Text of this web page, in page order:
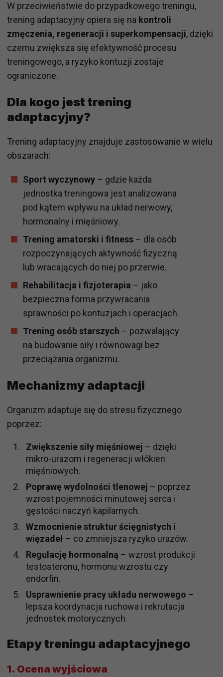
W przeciwieństwie do przypadkowego treningu,
trening adaptacyjny opiera się na kontroli
zmęczenia, regeneracji i superkompensacji, dzięki
czemu zwiększa się efektywność procesu
treningowego, a ryzyko kontuzji zostaje
ograniczone.
Dla kogo jest trening
adaptacyjny?
Trening adaptacyjny znajduje zastosowanie w wielu
obszarach:
Sport wyczynowy – gdzie każda
jednostka treningowa jest analizowana
pod kątem wpływu na układ nerwowy,
hormonalny i mięśniowy.
Trening amatorski i fitness – dla osób
rozpoczynających aktywność fizyczną
lub wracających do niej po przerwie.
Rehabilitacja i fizjoterapia – jako
bezpieczna forma przywracania
sprawności po kontuzjach i operacjach.
Trening osób starszych – pozwalający
na budowanie siły i równowagi bez
przeciążania organizmu.
Mechanizmy adaptacji
Organizm adaptuje się do stresu fizycznego
poprzez:
Zwiększenie siły mięśniowej – dzięki
mikro-urazom i regeneracji włókien
mięśniowych.
Poprawę wydolności tlenowej – poprzez
wzrost pojemności minutowej serca i
gęstości naczyń kapilarnych.
Wzmocnienie struktur ścięgnistych i
więzadeł – co zmniejsza ryzyko urazów.
Regulację hormonalną – wzrost produkcji
testosteronu, hormonu wzrostu czy
endorfin.
Usprawnienie pracy układu nerwowego –
lepsza koordynacja ruchowa i rekrutacja
jednostek motorycznych.
Etapy treningu adaptacyjnego
1. Ocena wyjściowa